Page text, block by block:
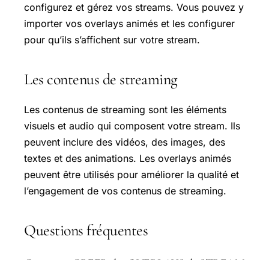
configurez et gérez vos streams. Vous pouvez y
importer vos overlays animés et les configurer
pour qu’ils s’affichent sur votre stream.
Les contenus de streaming
Les contenus de streaming sont les éléments
visuels et audio qui composent votre stream. Ils
peuvent inclure des vidéos, des images, des
textes et des animations. Les overlays animés
peuvent être utilisés pour améliorer la qualité et
l’engagement de vos contenus de streaming.
Questions fréquentes